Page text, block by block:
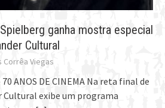
ganha mostra especial
Cultural
Corrêa Viegas
70 ANOS DE CINEMA Na reta final de
Cultural exibe um programa